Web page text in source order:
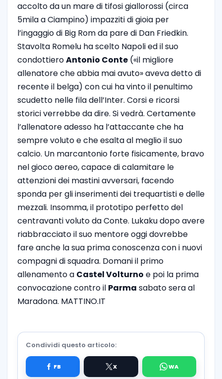
accolto da un mare di tifosi giallorossi (circa
5mila a Ciampino) impazziti di gioia per
l’ingaggio di Big Rom da pare di Dan Friedkin.
Stavolta Romelu ha scelto Napoli ed il suo
condottieroAntonio Conte («il migliore
allenatore che abbia mai avuto» aveva detto di
recente il belga) con cui ha vinto il penultimo
scudetto nelle fila dell’Inter. Corsi e ricorsi
storici verrebbe da dire. Si vedrà. Certamente
l’allenatore adesso ha l’attaccante che ha
sempre voluto e che esalta al meglio il suo
calcio. Un marcantonio forte fisicamente, bravo
nel gioco aereo, capace di calamitare le
attenzioni dei mastini avversari, facendo
sponda per gli inserimenti dei trequartisti e delle
mezzali. Insomma, il prototipo perfetto del
centravanti voluto da Conte. Lukaku dopo avere
riabbracciato il suo mentore oggi dovrebbe
fare anche la sua prima conoscenza con i nuovi
compagni di squadra. Domani il primo
allenamento a Castel Volturno e poi la prima
convocazione contro il Parma sabato sera al
Maradona. MATTINO.IT
Condividi questo articolo: